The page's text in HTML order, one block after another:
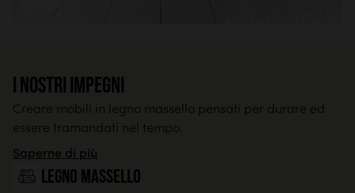
I nostri impegni
Creare mobili in legno massello pensati per durare ed
essere tramandati nel tempo.
Saperne di più
legno massello